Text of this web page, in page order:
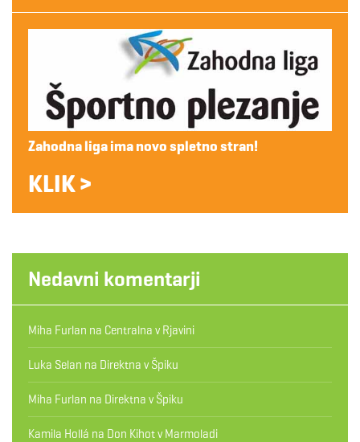
Zahodna liga ima novo spletno stran!
KLIK >
Nedavni komentarji
Miha Furlan na Centralna v Rjavini
Luka Selan na Direktna v Špiku
Miha Furlan na Direktna v Špiku
Kamila Hollá na Don Kihot v Marmoladi